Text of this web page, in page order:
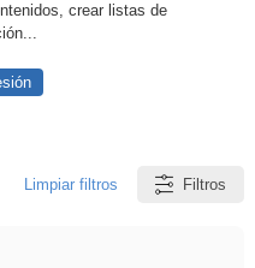
crear listas de
Limpiar filtros Filtros